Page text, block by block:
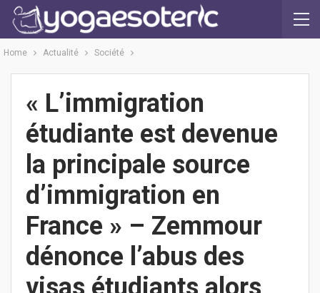
Home Actualité Société
« L’immigration
étudiante est devenue
la principale source
d’immigration en
France » – Zemmour
dénonce l’abus des